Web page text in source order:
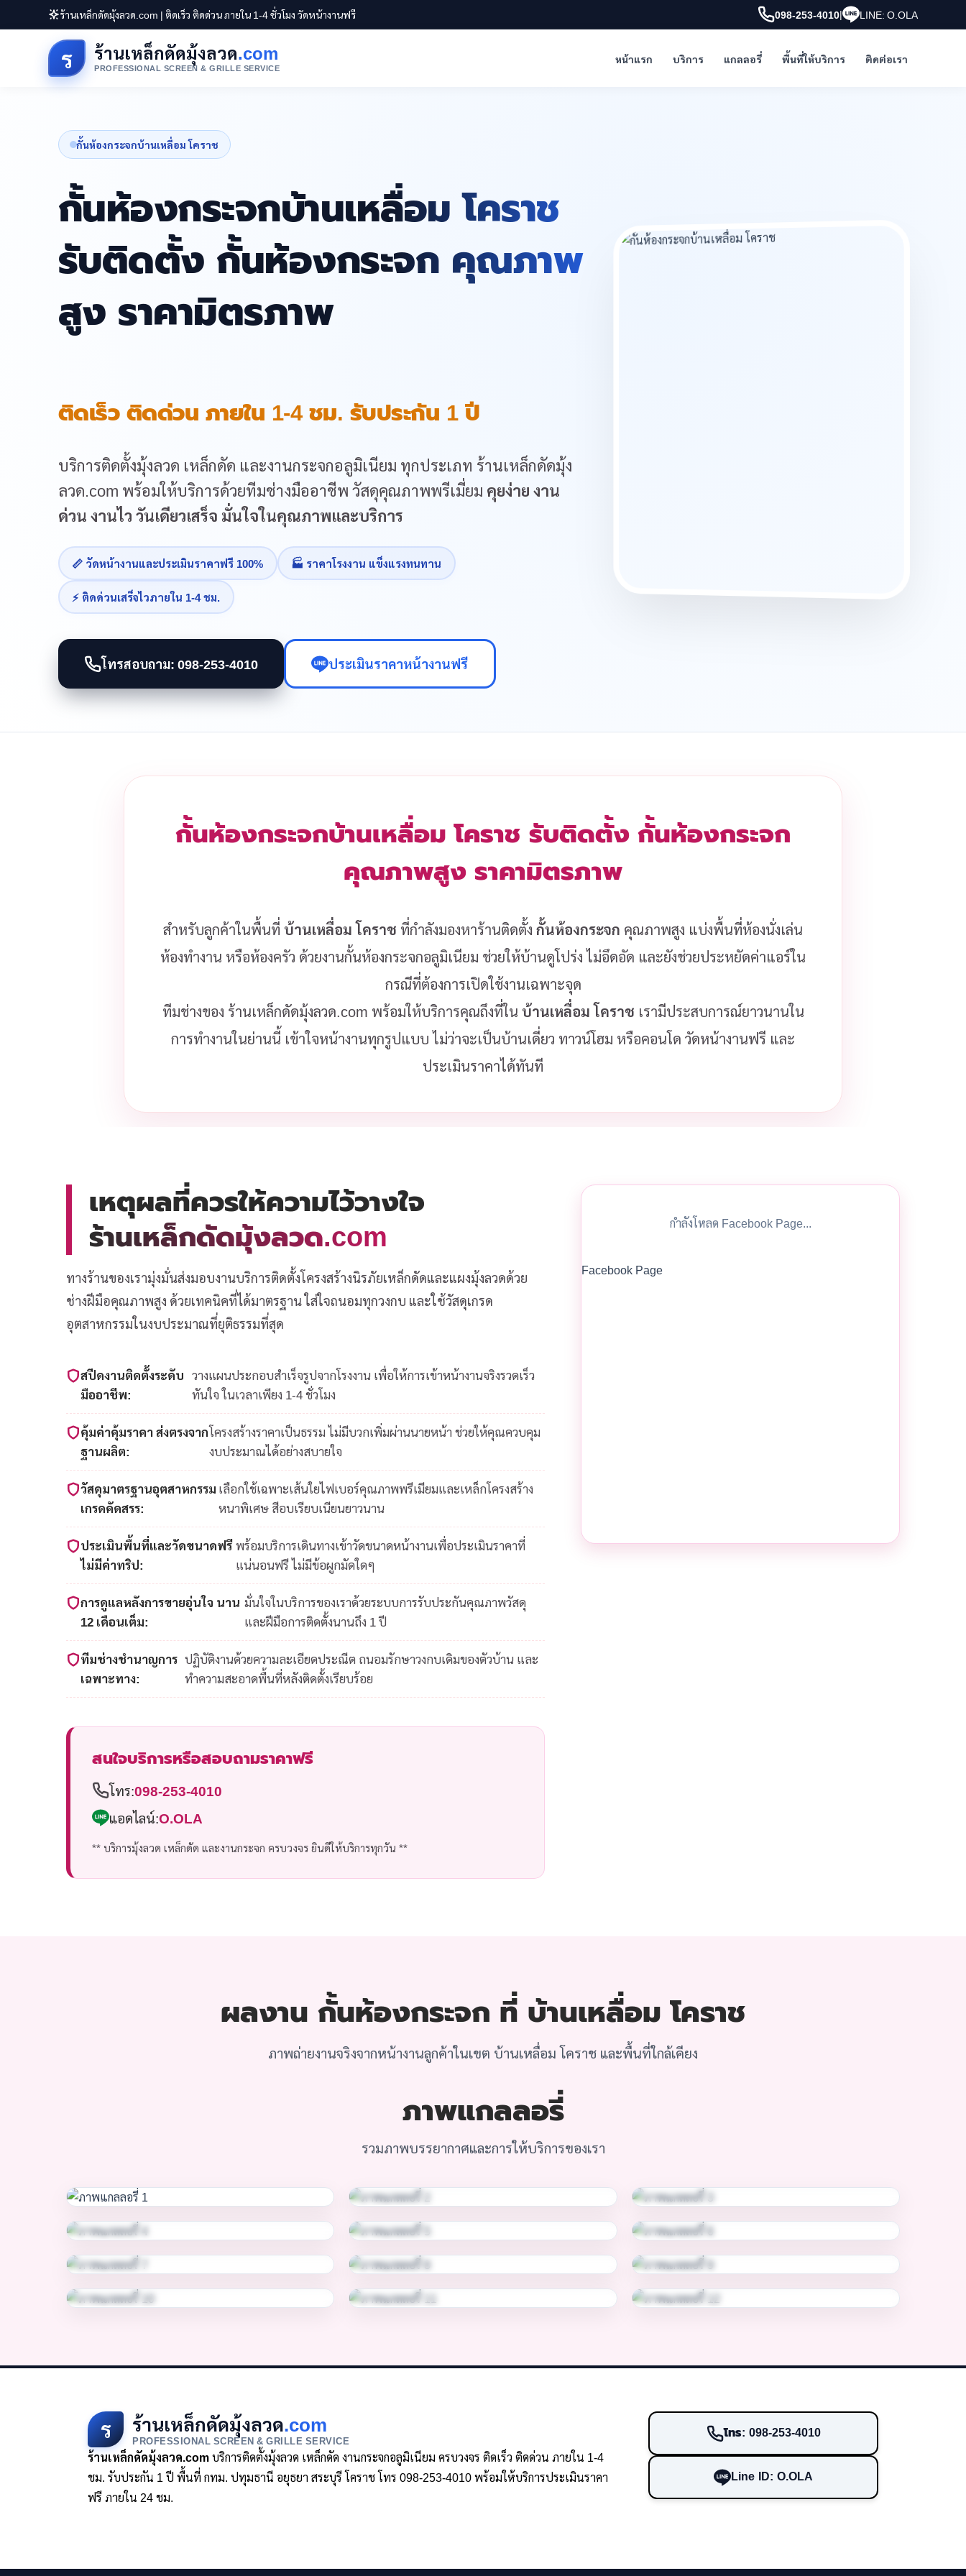
ร้านเหล็กดัดมุ้งลวด.com | ติดเร็ว ติดด่วน ภายใน 1-4 ชั่วโมง วัดหน้างานฟรี 098-253-4010| LINE: O.OLA
ร ร้านเหล็กดัดมุ้งลวด.com
PROFESSIONAL SCREEN & GRILLE SERVICE
หน้าแรก บริการ แกลลอรี่ พื้นที่ให้บริการ ติดต่อเรา
กั้นห้องกระจกบ้านเหลื่อม โคราช
กั้นห้องกระจกบ้านเหลื่อม โคราช
รับติดตั้ง กั้นห้องกระจก คุณภาพ
สูง ราคามิตรภาพ
ติดเร็ว ติดด่วน ภายใน 1-4 ชม. รับประกัน 1 ปี
บริการติดตั้งมุ้งลวด เหล็กดัด และงานกระจกอลูมิเนียม ทุกประเภท ร้านเหล็กดัดมุ้ง
ลวด.com พร้อมให้บริการด้วยทีมช่างมืออาชีพ วัสดุคุณภาพพรีเมี่ยม คุยง่าย งาน
ด่วน งานไว วันเดียวเสร็จ มั่นใจในคุณภาพและบริการ
📏 วัดหน้างานและประเมินราคาฟรี 100% 🏭 ราคาโรงงาน แข็งแรงทนทาน
⚡ ติดด่วนเสร็จไวภายใน 1-4 ชม.
โทรสอบถาม: 098-253-4010 ประเมินราคาหน้างานฟรี
กั้นห้องกระจกบ้านเหลื่อม โคราช รับติดตั้ง กั้นห้องกระจก
คุณภาพสูง ราคามิตรภาพ
สำหรับลูกค้าในพื้นที่ บ้านเหลื่อม โคราช ที่กำลังมองหาร้านติดตั้ง กั้นห้องกระจก คุณภาพสูง แบ่งพื้นที่ห้องนั่งเล่น
ห้องทำงาน หรือห้องครัว ด้วยงานกั้นห้องกระจกอลูมิเนียม ช่วยให้บ้านดูโปร่ง ไม่อึดอัด และยังช่วยประหยัดค่าแอร์ใน
กรณีที่ต้องการเปิดใช้งานเฉพาะจุด
ทีมช่างของ ร้านเหล็กดัดมุ้งลวด.com พร้อมให้บริการคุณถึงที่ใน บ้านเหลื่อม โคราช เรามีประสบการณ์ยาวนานใน
การทำงานในย่านนี้ เข้าใจหน้างานทุกรูปแบบ ไม่ว่าจะเป็นบ้านเดี่ยว ทาวน์โฮม หรือคอนโด วัดหน้างานฟรี และ
ประเมินราคาได้ทันที
เหตุผลที่ควรให้ความไว้วางใจ
ร้านเหล็กดัดมุ้งลวด.com
ทางร้านของเรามุ่งมั่นส่งมอบงานบริการติดตั้งโครงสร้างนิรภัยเหล็กดัดและแผงมุ้งลวดด้วย
ช่างฝีมือคุณภาพสูง ด้วยเทคนิคที่ได้มาตรฐาน ใส่ใจถนอมทุกวงกบ และใช้วัสดุเกรด
อุตสาหกรรมในงบประมาณที่ยุติธรรมที่สุด
สปีดงานติดตั้งระดับ
มืออาชีพ:
วางแผนประกอบสำเร็จรูปจากโรงงาน เพื่อให้การเข้าหน้างานจริงรวดเร็ว
ทันใจ ในเวลาเพียง 1-4 ชั่วโมง
คุ้มค่าคุ้มราคา ส่งตรงจาก
ฐานผลิต:
โครงสร้างราคาเป็นธรรม ไม่มีบวกเพิ่มผ่านนายหน้า ช่วยให้คุณควบคุม
งบประมาณได้อย่างสบายใจ
วัสดุมาตรฐานอุตสาหกรรม
เกรดคัดสรร:
เลือกใช้เฉพาะเส้นใยไฟเบอร์คุณภาพพรีเมียมและเหล็กโครงสร้าง
หนาพิเศษ สีอบเรียบเนียนยาวนาน
ประเมินพื้นที่และวัดขนาดฟรี
ไม่มีค่าทริป:
พร้อมบริการเดินทางเข้าวัดขนาดหน้างานเพื่อประเมินราคาที่
แน่นอนฟรี ไม่มีข้อผูกมัดใดๆ
การดูแลหลังการขายอุ่นใจ นาน
12 เดือนเต็ม:
มั่นใจในบริการของเราด้วยระบบการรับประกันคุณภาพวัสดุ
และฝีมือการติดตั้งนานถึง 1 ปี
ทีมช่างชำนาญการ
เฉพาะทาง:
ปฏิบัติงานด้วยความละเอียดประณีต ถนอมรักษาวงกบเดิมของตัวบ้าน และ
ทำความสะอาดพื้นที่หลังติดตั้งเรียบร้อย
สนใจบริการหรือสอบถามราคาฟรี
โทร:098-253-4010
แอดไลน์:O.OLA
** บริการมุ้งลวด เหล็กดัด และงานกระจก ครบวงจร ยินดีให้บริการทุกวัน **
กำลังโหลด Facebook Page...
Facebook Page
ผลงาน กั้นห้องกระจก ที่ บ้านเหลื่อม โคราช
ภาพถ่ายงานจริงจากหน้างานลูกค้าในเขต บ้านเหลื่อม โคราช และพื้นที่ใกล้เคียง
ภาพแกลลอรี่
รวมภาพบรรยากาศและการให้บริการของเรา
ร ร้านเหล็กดัดมุ้งลวด.com
PROFESSIONAL SCREEN & GRILLE SERVICE
ร้านเหล็กดัดมุ้งลวด.comบริการติดตั้งมุ้งลวด เหล็กดัด งานกระจกอลูมิเนียม ครบวงจร ติดเร็ว ติดด่วน ภายใน 1-4
ชม. รับประกัน 1 ปี พื้นที่ กทม. ปทุมธานี อยุธยา สระบุรี โคราช โทร 098-253-4010 พร้อมให้บริการประเมินราคา
ฟรี ภายใน 24 ชม.
โทร: 098-253-4010
Line ID: O.OLA